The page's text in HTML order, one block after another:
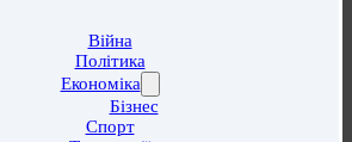
Війна
Політика
Економіка
Бізнес
Спорт